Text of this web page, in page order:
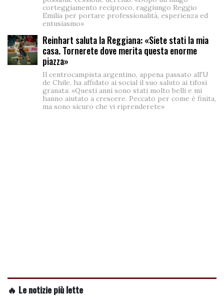
corteggiamento reciproco, raggiungo Reggio
Emilia per portare professionalità, esperienza ed
entusiasmo»
Reinhart saluta la Reggiana: «Siete stati la mia
casa. Tornerete dove merita questa enorme
piazza»
Il centrocampista argentino, appena passato all'U
de Chile, ha affidato ai social il suo saluto ai tifosi
granata: «Questi anni sono stati molto belli e mi
hanno aiutato a crescere. Peccato per come è finita,
ma sono sicuro che vi riprenderete»
🔥 Le notizie più lette